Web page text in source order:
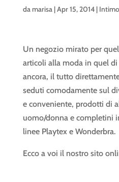
damarisa|Apr 15, 2014|
Un negozio mirato per
articoli alla moda in quel
ancora, il tutto
seduti comodamente sul
e conveniente, prodotti di
uomo/donna e completini
linee Playtex e Wonderbra.
Ecco a voi il nostro sito